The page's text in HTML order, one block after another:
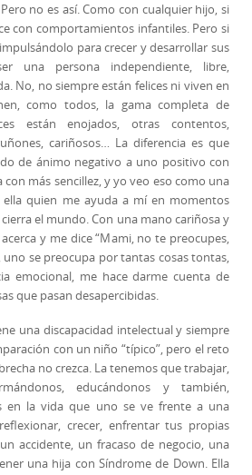
no es así. Como con cualquier hijo, si
con comportamientos infantiles. Pero si
para crecer y desarrollar sus
una persona independiente, libre,
No, no siempre están felices ni viven en
como todos, la gama completa de
están enojados, otras contentos,
cariñosos… La diferencia es que
de ánimo negativo a uno positivo con
con más sencillez, y yo veo eso como una
ella quien me ayuda a mí en momentos
el mundo. Con una mano cariñosa y
y me dice “Mami, no te preocupes,
uno se preocupa por tantas cosas tontas,
emocional, me hace darme cuenta de
que pasan desapercibidas.
una discapacidad intelectual y siempre
con un niño “típico”, pero el reto
no crezca. La tenemos que trabajar,
educándonos y también,
en la vida que uno se ve frente a una
crecer, enfrentar tus propias
accidente, un fracaso de negocio, una
una hija con Síndrome de Down. Ella